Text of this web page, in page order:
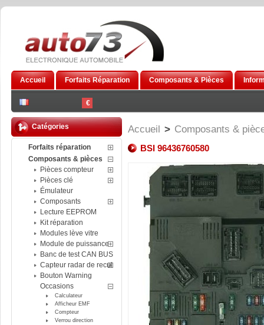
€
Accueil Forfaits Réparation Composants & Pièces
Catégories
Forfaits réparation
Composants & pièces
Pièces compteur
Pièces clé
Émulateur
Composants
Lecture EEPROM
Kit réparation
Modules lève vitre
Module de puissance
Banc de test CAN BUS
Capteur radar de recul
Bouton Warning
Occasions
Calculateur
Afficheur EMF
Compteur
Verrou direction
Accueil > Composants &
BSI 96436760580